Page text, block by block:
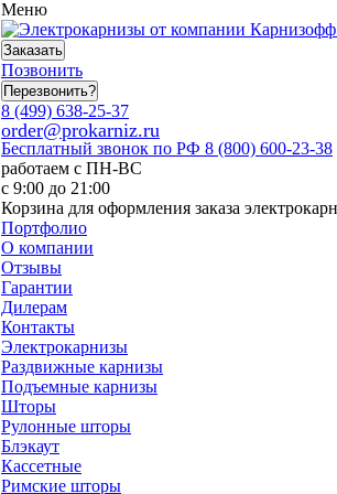
Меню
Заказать
Позвонить
Перезвонить?
8 (499) 638-25-37
order@prokarniz.ru
Бесплатный звонок по РФ 8 (800) 600-23-38
работаем с ПН-ВС
с 9:00 до 21:00
Корзина для оформления заказа
Портфолио
О компании
Отзывы
Гарантии
Дилерам
Контакты
Электрокарнизы
Раздвижные карнизы
Подъемные карнизы
Шторы
Рулонные шторы
Блэкаут
Кассетные
Римские шторы